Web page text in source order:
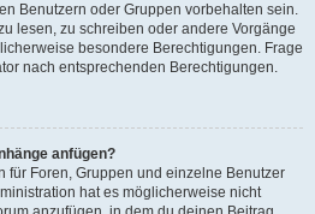
Benutzern oder Gruppen vorbehalten sein.
lesen, zu schreiben oder andere Vorgänge
besondere Berechtigungen. Frage
nach entsprechenden Berechtigungen.
anfügen?
für Foren, Gruppen und einzelne Benutzer
hat es möglicherweise nicht